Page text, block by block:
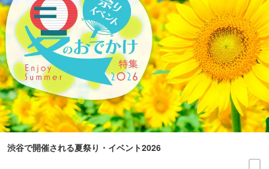
渋谷で開催される夏祭り・イベント2026